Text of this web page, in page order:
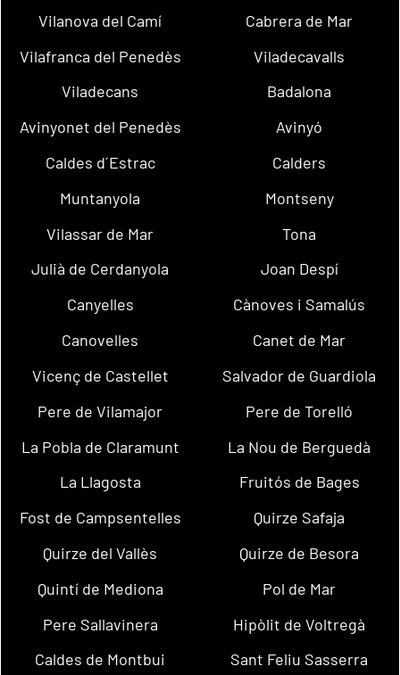
Vilanova del Camí
Cabrera de Mar
Vilafranca del Penedès
Viladecavalls
Viladecans
Badalona
Avinyonet del Penedès
Avinyó
Caldes d´Estrac
Calders
Muntanyola
Montseny
Vilassar de Mar
Tona
Julià de Cerdanyola
Joan Despí
Canyelles
Cànoves i Samalús
Canovelles
Canet de Mar
Vicenç de Castellet
Salvador de Guardiola
Pere de Vilamajor
Pere de Torelló
La Pobla de Claramunt
La Nou de Berguedà
La Llagosta
Fruitós de Bages
Fost de Campsentelles
Quirze Safaja
Quirze del Vallès
Quirze de Besora
Quintí de Mediona
Pol de Mar
Pere Sallavinera
Hipòlit de Voltregà
Caldes de Montbui
Sant Feliu Sasserra